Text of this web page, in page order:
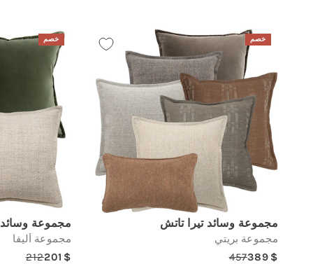
خصم
مجموعة وسائد تيرا تاتش
مجموعة بريتي
Regular457
Sale
389
خصم
مجموعة
مجموعة أليفا
212
Sale
201